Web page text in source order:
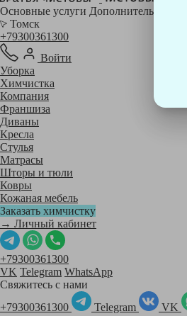
Основные услуги Дополнительные
Томск
+79300361300
Войти
Уборка
Химчистка
Компания
Франшиза
Диваны
Кресла
Стулья
Матрасы
Шторы и тюли
Ковры
Кожаная мебель
Заказать химчистку
→ Личный кабинет
+79300361300
VK Telegram WhatsApp
Свяжитесь с нами
+79300361300
Telegram VK